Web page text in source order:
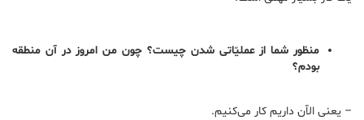
منظور شما از عملیّاتی شدن چیست؟ چون من امروز در آن منطقه
بودم؟
– یعنی الآن داریم کار می‌کنیم.